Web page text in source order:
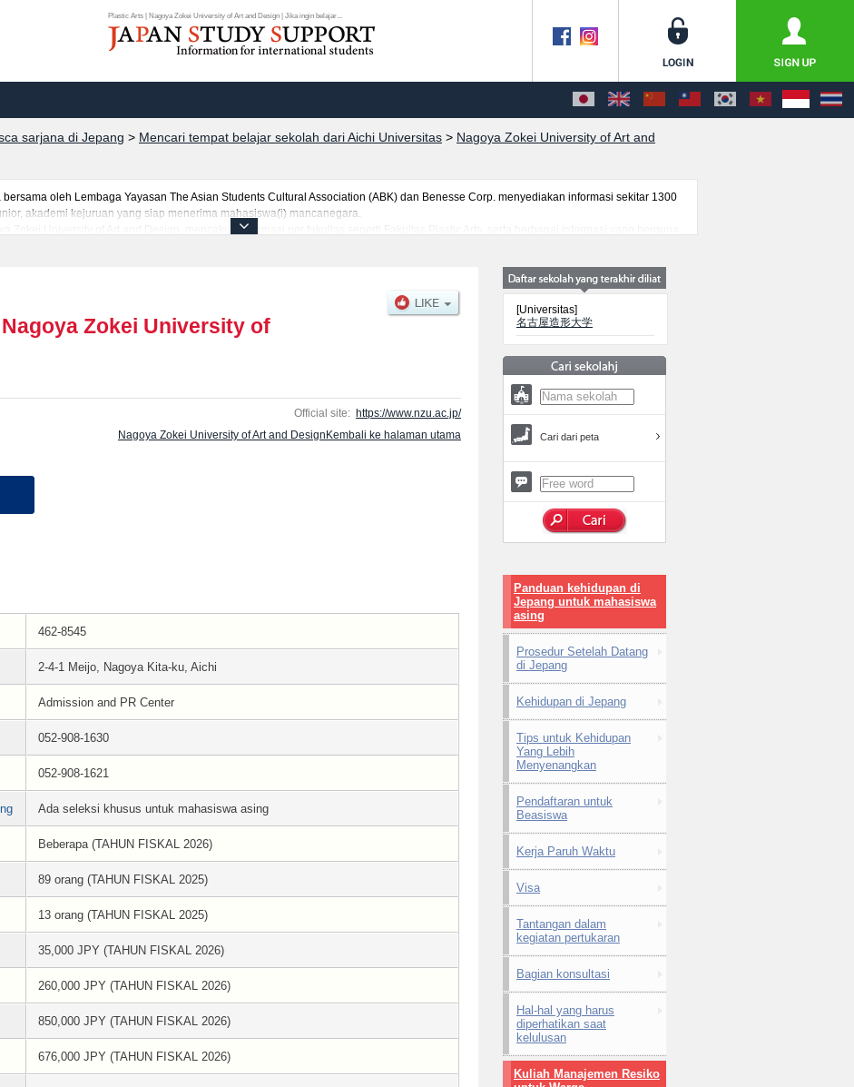
Plastic Arts | Nagoya Zokei University of Art and Design | Jika ingin belajar...
sarjana di Jepang > Mencari tempat belajar sekolah dari Aichi Universitas > Nagoya Zokei University of Art and
oleh Lembaga Yayasan The Asian Students Cultural Association (ABK) dan Benesse Corp. menyediakan informasi sekitar 1300
akademi kejuruan yang siap menerima mahasiswa(i) mancanegara.
Zokei University of Art and Design, mencakup informasi per fakultas seperti Fakultas Plastic Arts, serta berbagai informasi yang berguna
Nagoya Zokei University of
Official site: https://www.nzu.ac.jp/
Nagoya Zokei University of Art and DesignKembali ke halaman utama
462-8545
2-4-1 Meijo, Nagoya Kita-ku, Aichi
Admission and PR Center
052-908-1630
052-908-1621
Ada seleksi khusus untuk mahasiswa asing
Beberapa (TAHUN FISKAL 2026)
89 orang (TAHUN FISKAL 2025)
13 orang (TAHUN FISKAL 2025)
35,000 JPY (TAHUN FISKAL 2026)
260,000 JPY (TAHUN FISKAL 2026)
850,000 JPY (TAHUN FISKAL 2026)
676,000 JPY (TAHUN FISKAL 2026)
[Universitas]
名古屋造形大学
Cari dari peta
Panduan kehidupan di
Jepang untuk mahasiswa
asing
Prosedur Setelah Datang
di Jepang
Kehidupan di Jepang
Tips untuk Kehidupan
Yang Lebih
Menyenangkan
Pendaftaran untuk
Beasiswa
Kerja Paruh Waktu
Visa
Tantangan dalam
kegiatan pertukaran
Bagian konsultasi
Hal-hal yang harus
diperhatikan saat
kelulusan
Kuliah Manajemen Resiko